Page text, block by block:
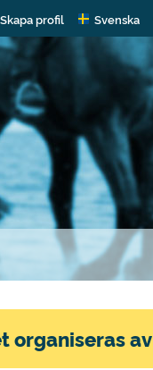
Skapa profil Svenska
organiseras av